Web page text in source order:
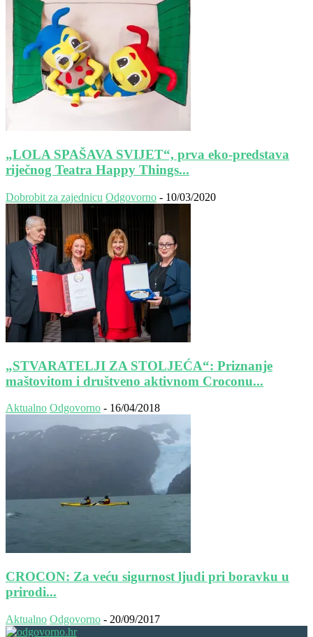
„LOLA SPAŠAVA SVIJET“, prva eko-predstava
riječnog Teatra Happy Things...
Dobrobit za zajednicu Odgovorno - 10/03/2020
„STVARATELJI ZA STOLJEĆA“: Priznanje
maštovitom i društveno aktivnom Croconu...
Aktualno Odgovorno - 16/04/2018
CROCON: Za veću sigurnost ljudi pri boravku u
prirodi...
Aktualno Odgovorno - 20/09/2017